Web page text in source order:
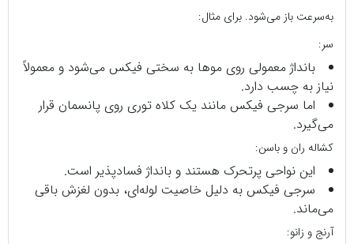
به‌سرعت باز می‌شود. برای مثال:
سر:
بانداژ معمولی روی موها به سختی فیکس می‌شود و معمولاً
نیاز به چسب دارد.
اما سرجی‌ فیکس مانند یک کلاه توری روی پانسمان قرار
می‌گیرد.
کشاله‌ ران و باسن:
این نواحی پرتحرک هستند و بانداژ فسادپذیر است.
سرجی‌ فیکس به دلیل خاصیت لوله‌ای، بدون لغزش باقی
می‌ماند.
آرنج و زانو: